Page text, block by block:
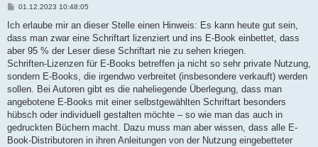
B
i
r
a
01.12.2023 10:48:05
Ich erlaube mir an dieser Stelle einen Hinweis: Es kann heute gut sein,
dass man zwar eine Schriftart lizenziert und ins E-Book einbettet, dass
aber 95 % der Leser diese Schriftart nie zu sehen kriegen.
Schriften-Lizenzen für E-Books betreffen ja nicht so sehr private Nutzung,
sondern E-Books, die irgendwo verbreitet (insbesondere verkauft) werden
sollen. Bei Autoren gibt es die naheliegende Überlegung, dass man
angebotene E-Books mit einer selbstgewählten Schriftart besonders
hübsch oder individuell gestalten möchte – so wie man das auch in
gedruckten Büchern macht. Dazu muss man aber wissen, dass alle E-
Book-Distributoren in ihren Anleitungen von der Nutzung eingebetteter